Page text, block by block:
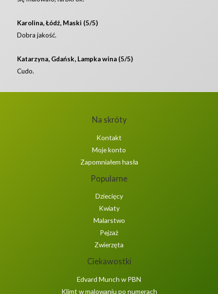
Karolina, Łódź, Maski (5/5)
Dobra jakość.
Katarzyna, Gdańsk, Lampka wina (5/5)
Cudo.
Na skróty
Kontakt
Moje konto
Zapomniałem hasła
Popularne
Dziecięcy
Kwiaty
Malarstwo
Pejzaż
Zwierzęta
Ciekawostki
Edvard Munch w PBN
Klimt w malowaniu po numerach